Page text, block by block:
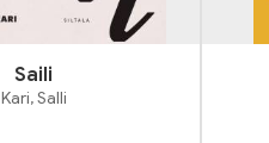
Saili
Kari, Salli